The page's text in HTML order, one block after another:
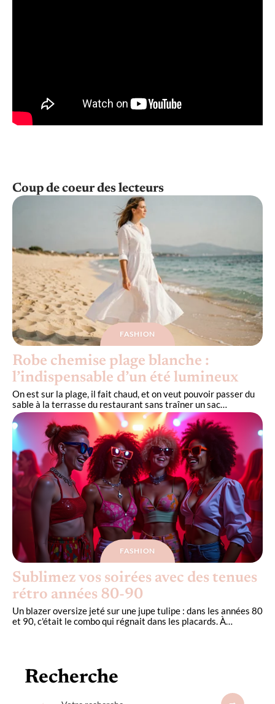
Coup de coeur des lecteurs
FASHION
Robe chemise plage blanche :
l’indispensable d’un été lumineux
On est sur la plage, il fait chaud, et on veut pouvoir passer du
sable à la terrasse du restaurant sans traîner un sac…
FASHION
Sublimez vos soirées avec des tenues
rétro années 80-90
Un blazer oversize jeté sur une jupe tulipe : dans les années 80
et 90, c'était le combo qui régnait dans les placards. À
Recherche